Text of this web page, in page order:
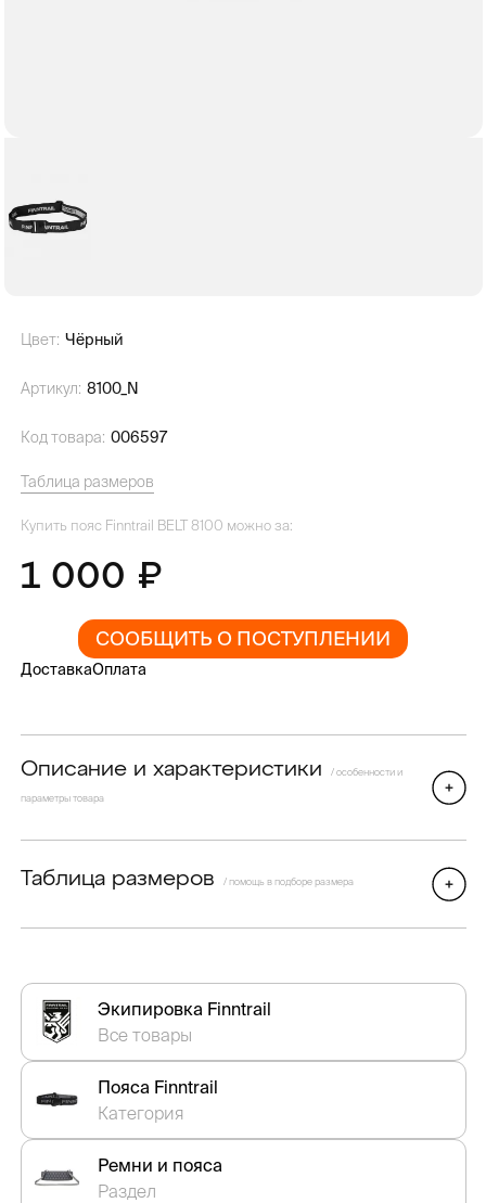
Цвет: Чёрный
Артикул: 8100_N
Код товара: 006597
Таблица размеров
Купить пояс Finntrail BELT 8100 можно за:
1 000
СООБЩИТЬ О ПОСТУПЛЕНИИ
ДоставкаОплата
Описание и характеристики / особенности и
параметры товара
Таблица размеров / помощь в подборе размера
Экипировка Finntrail
Все товары
Пояса Finntrail
Категория
Ремни и пояса
Раздел